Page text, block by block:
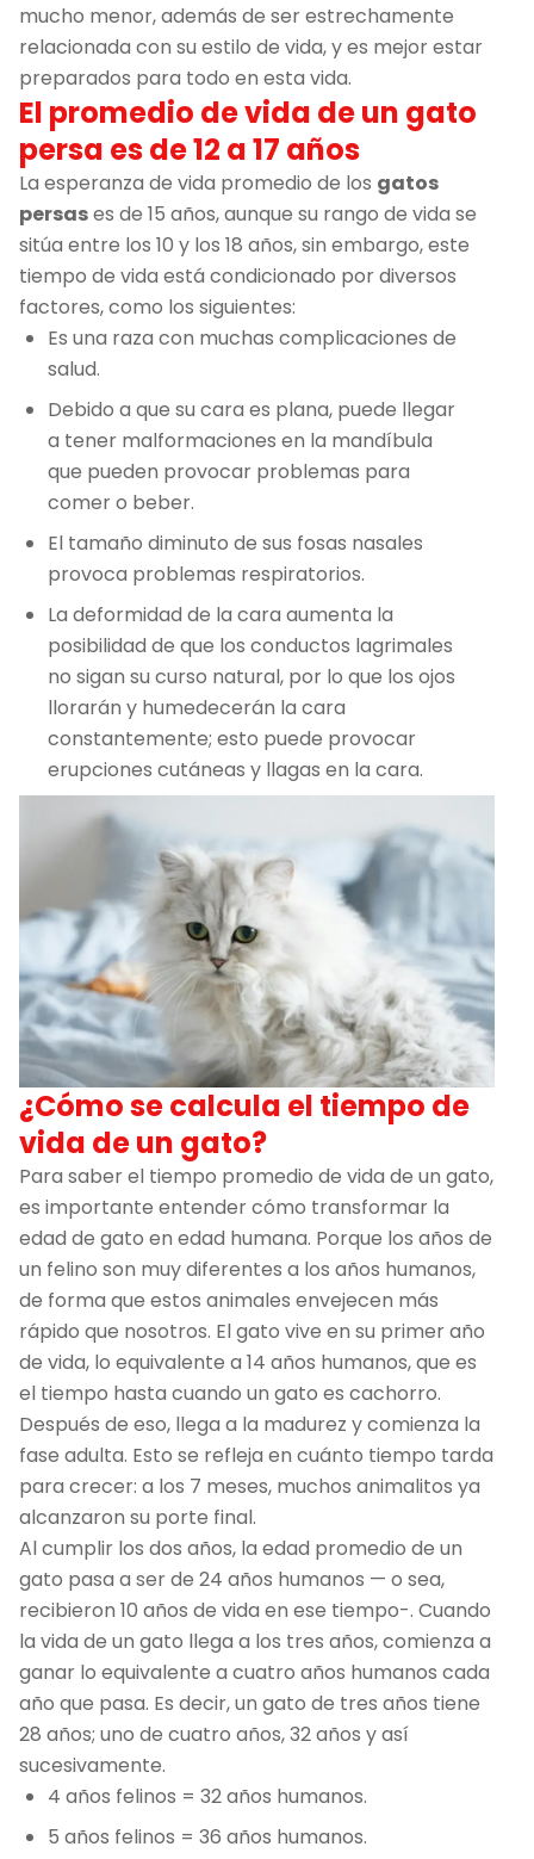
mucho menor, además de ser estrechamente
relacionada con su estilo de vida, y es mejor estar
preparados para todo en esta vida.
El promedio de vida de un gato
persa es de 12 a 17 años
La esperanza de vida promedio de los gatos
persases de 15 años, aunque su rango de vida se
sitúa entre los 10 y los 18 años, sin embargo, este
tiempo de vida está condicionado por diversos
factores, como los siguientes:
Es una raza con muchas complicaciones de
salud.
Debido a que su cara es plana, puede llegar
a tener malformaciones en la mandíbula
que pueden provocar problemas para
comer o beber.
El tamaño diminuto de sus fosas nasales
provoca problemas respiratorios.
La deformidad de la cara aumenta la
posibilidad de que los conductos lagrimales
no sigan su curso natural, por lo que los ojos
llorarán y humedecerán la cara
constantemente; esto puede provocar
erupciones cutáneas y llagas en la cara.
¿Cómo se calcula el tiempo de
vida de un gato?
Para saber el tiempo promedio de vida de un gato,
es importante entender cómo transformar la
edad de gato en edad humana. Porque los años de
un felino son muy diferentes a los años humanos,
de forma que estos animales envejecen más
rápido que nosotros. El gato vive en su primer año
de vida, lo equivalente a 14 años humanos, que es
el tiempo hasta cuando un gato es cachorro.
Después de eso, llega a la madurez y comienza la
fase adulta. Esto se refleja en cuánto tiempo tarda
para crecer: a los 7 meses, muchos animalitos ya
alcanzaron su porte final.
Al cumplir los dos años, la edad promedio de un
gato pasa a ser de 24 años humanos — o sea,
recibieron 10 años de vida en ese tiempo-. Cuando
la vida de un gato llega a los tres años, comienza a
ganar lo equivalente a cuatro años humanos cada
año que pasa. Es decir, un gato de tres años tiene
28 años; uno de cuatro años, 32 años y así
sucesivamente.
4 años felinos = 32 años humanos.
5 años felinos = 36 años humanos.